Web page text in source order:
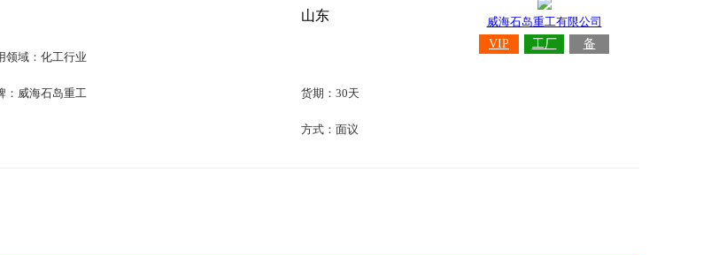
领域：化工行业
：威海石岛重工
山东
货期：30天
方式：面议
威海石岛重工有限公司
VIP
工厂 备